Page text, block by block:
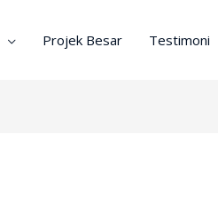
Projek Besar Testimoni